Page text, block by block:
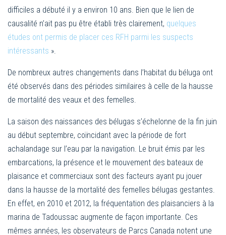
difficiles a débuté il y a environ 10 ans. Bien que le lien de
causalité n’ait pas pu être établi très clairement, quelques
études ont permis de placer ces RFH parmi les suspects
intéressants ».
De nombreux autres changements dans l’habitat du béluga ont
été observés dans des périodes similaires à celle de la hausse
de mortalité des veaux et des femelles.
La saison des naissances des bélugas s’échelonne de la fin juin
au début septembre, coïncidant avec la période de fort
achalandage sur l’eau par la navigation. Le bruit émis par les
embarcations, la présence et le mouvement des bateaux de
plaisance et commerciaux sont des facteurs ayant pu jouer
dans la hausse de la mortalité des femelles bélugas gestantes.
En effet, en 2010 et 2012, la fréquentation des plaisanciers à la
marina de Tadoussac augmente de façon importante. Ces
mêmes années, les observateurs de Parcs Canada notent une